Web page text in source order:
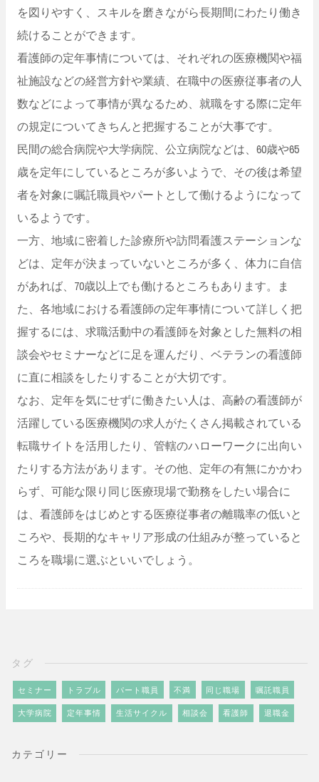
を図りやすく、スキルを磨きながら長期間にわたり働き
続けることができます。
看護師の定年事情については、それぞれの医療機関や福
祉施設などの経営方針や業績、在職中の医療従事者の人
数などによって事情が異なるため、就職をする際に定年
の規定についてきちんと把握することが大事です。
民間の総合病院や大学病院、公立病院などは、60歳や65
歳を定年にしているところが多いようで、その後は希望
者を対象に嘱託職員やパートとして働けるようになって
いるようです。
一方、地域に密着した診療所や訪問看護ステーションな
どは、定年が決まっていないところが多く、体力に自信
があれば、70歳以上でも働けるところもあります。ま
た、各地域における看護師の定年事情について詳しく把
握するには、求職活動中の看護師を対象とした無料の相
談会やセミナーなどに足を運んだり、ベテランの看護師
に直に相談をしたりすることが大切です。
なお、定年を気にせずに働きたい人は、高齢の看護師が
活躍している医療機関の求人がたくさん掲載されている
転職サイトを活用したり、管轄のハローワークに出向い
たりする方法があります。その他、定年の有無にかかわ
らず、可能な限り同じ医療現場で勤務をしたい場合に
は、看護師をはじめとする医療従事者の離職率の低いと
ころや、長期的なキャリア形成の仕組みが整っていると
ころを職場に選ぶといいでしょう。
タグ
セミナー トラブル パート職員 不満 同じ職場 嘱託職員
大学病院 定年事情 生活サイクル 相談会 看護師 退職金
カテゴリー